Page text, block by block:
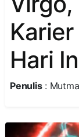
Hari
Penulis: